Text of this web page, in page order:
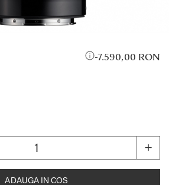
7.590,00 RON
ADAUGA IN COS